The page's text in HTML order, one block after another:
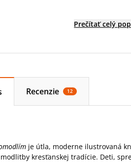
Prečítať celý
Recenzie 12
je útla, moderne ilustrovaná
kresťanskej tradície. Deti,